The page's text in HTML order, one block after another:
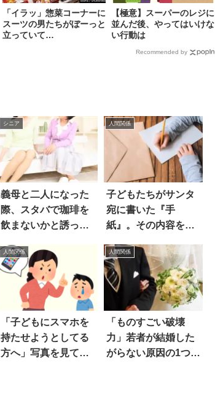
「イラッ」惣菜コーナーに
スーツの男たちがぼーっと
立っていて…
【極意】スーパーのレジに
並んだ後、やってはいけな
い行動は
Recommended by
シニア
義母と二人になった
際、スタバで珈琲を
飲まないかと誘った
人間関係
子どもたちがサンタ
宛に書いた『手
紙』。その内容を読
人間関係
「子どもにスマホを
持たせようとしてる
方へ」写真を見て絶
人間関係
「ものすごい破壊
力」若者が結婚した
がらない原因の1つ